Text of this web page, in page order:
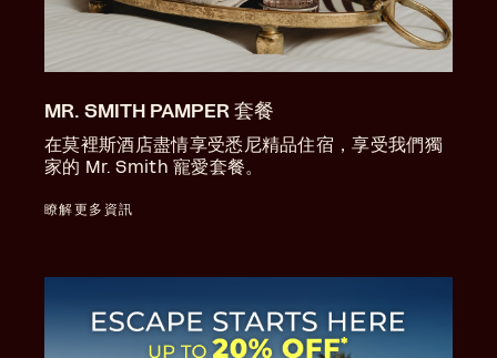
MR. SMITH PAMPER 套餐
在莫裡斯酒店盡情享受悉尼精品住宿，享受我們獨
家的 Mr. Smith 寵愛套餐。
瞭解更多資訊